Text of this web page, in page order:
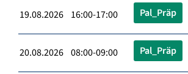
19.08.2026 16:00-17:00 Pal_Präp
20.08.2026 08:00-09:00 Pal_Präp